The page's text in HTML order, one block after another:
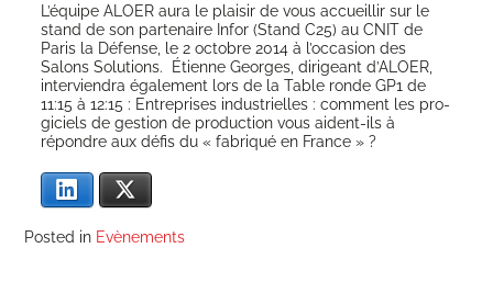
L’équipe ALOER aura le plai­sir de vous accueillir sur le
stand de son par­te­naire Infor (Stand C25) au CNIT de
Paris la Défense, le 2 octobre 2014 à l’oc­ca­sion des
Salons Solu­tions. Étienne Georges, diri­geant d’A­LOER,
inter­vien­dra éga­le­ment lors de la Table ronde GP1 de
11:15 à 12:15 : Entre­prises indus­trielles : com­ment les pro­
gi­ciels de ges­tion de pro­duc­tion vous aident-ils à
répondre aux défis du « fabri­qué en France » ?
Lin­ke­dIn
Posted in Evènements